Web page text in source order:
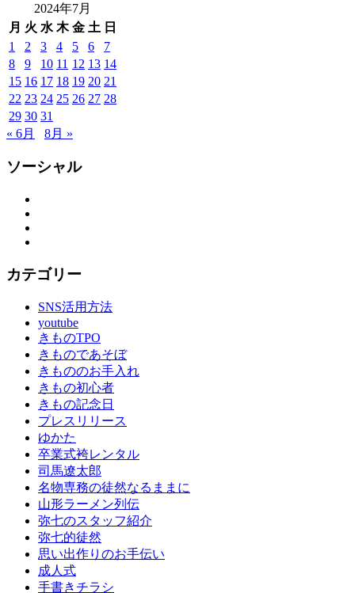
2024年7月
月 火 水 木 金 土 日
1
2 3 4 5 6
7
8
9 10 11 12 13 14
15 16 17 18 19 20 21
22 23 24 25 26 27 28
29 30 31
« 6月
8月 »
ソーシャル
カテゴリー
SNS活用方法
youtube
きものTPO
きものであそぼ
きもののお手入れ
きもの初心者
きもの記念日
プレスリリース
ゆかた
卒業式袴レンタル
司馬遼太郎
名物専務の徒然なるままに
山形ラーメン列伝
弥七のスタッフ紹介
弥七的徒然
思い出作りのお手伝い
成人式
手書きチラシ